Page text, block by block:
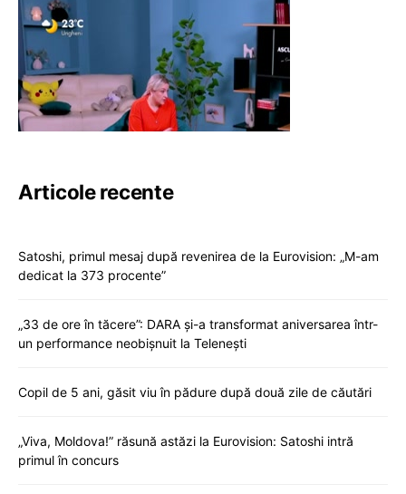
Articole recente
Satoshi, primul mesaj după revenirea de la Eurovision: „M-am
dedicat la 373 procente”
„33 de ore în tăcere”: DARA și-a transformat aniversarea într-
un performance neobișnuit la Telenești
Copil de 5 ani, găsit viu în pădure după două zile de căutări
„Viva, Moldova!” răsună astăzi la Eurovision: Satoshi intră
primul în concurs